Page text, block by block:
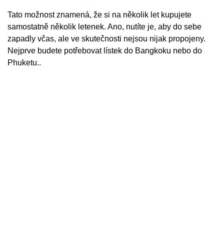
Tato možnost znamená, že si na několik let kupujete
samostatně několik letenek. Ano, nutíte je, aby do sebe
zapadly včas, ale ve skutečnosti nejsou nijak propojeny.
Nejprve budete potřebovat lístek do Bangkoku nebo do
Phuketu..